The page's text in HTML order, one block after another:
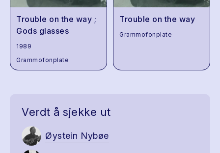
Trouble on the way ;
Gods glasses
1989
Grammofonplate
Trouble on the way
Grammofonplate
Verdt å sjekke ut
Øystein Nybøe